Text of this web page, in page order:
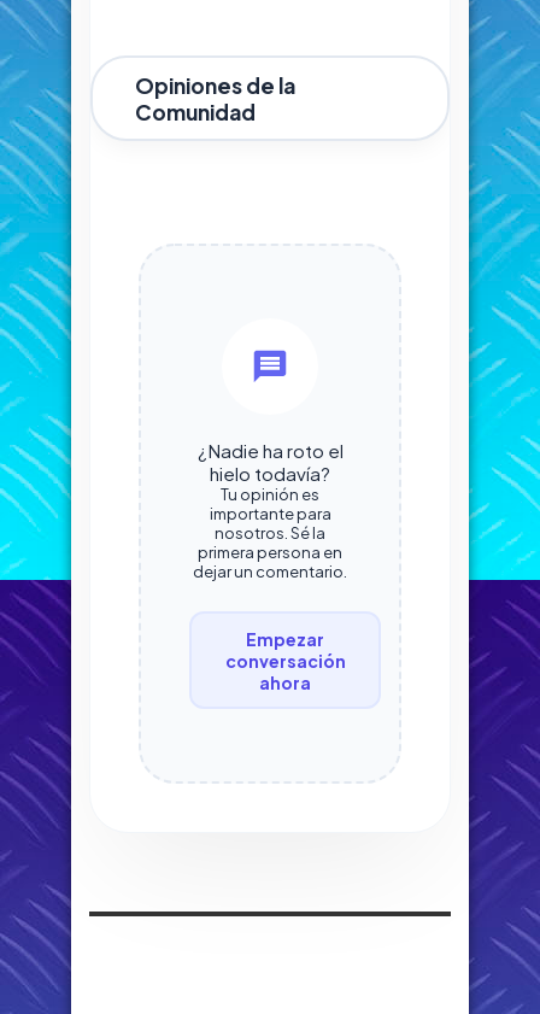
Opiniones de la
Comunidad
¿Nadie ha roto el
hielo todavía?
Tu opinión es
importante para
nosotros. Sé la
primera persona en
dejar un comentario.
Empezar
conversación
ahora